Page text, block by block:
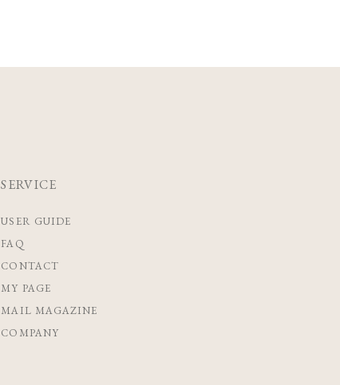
SERVICE
USER GUIDE
FAQ
CONTACT
MY PAGE
MAIL MAGAZINE
COMPANY